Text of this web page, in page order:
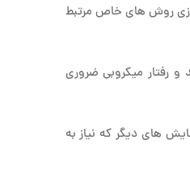
سازی روش های خاص مرتبط
و رفتار میکروبی ضروری
های دیگر که نیاز به